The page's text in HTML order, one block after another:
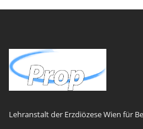
Lehranstalt der Erzdiözese Wien für